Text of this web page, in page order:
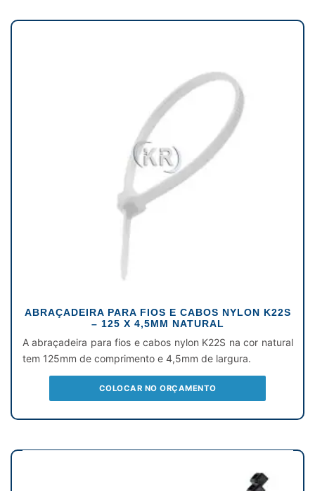
ABRAÇADEIRA PARA FIOS E CABOS NYLON K22S
– 125 X 4,5MM NATURAL
A abraçadeira para fios e cabos nylon K22S na cor natural
tem 125mm de comprimento e 4,5mm de largura.
COLOCAR NO ORÇAMENTO